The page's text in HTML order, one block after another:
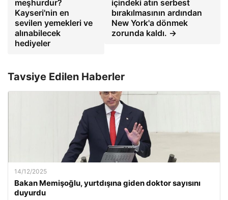
meşhurdur?
Kayseri'nin en
sevilen yemekleri ve
alınabilecek
hediyeler
içindeki atın serbest
bırakılmasının ardından
New York'a dönmek
zorunda kaldı. →
Tavsiye Edilen Haberler
14/12/2025
Bakan Memişoğlu, yurtdışına giden doktor sayısını
duyurdu